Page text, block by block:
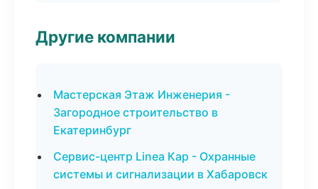
Другие компании
Мастерская Этаж Инженерия -
Загородное строительство в
Екатеринбург
Сервис-центр Linea Кар - Охранные
системы и сигнализации в Хабаровск